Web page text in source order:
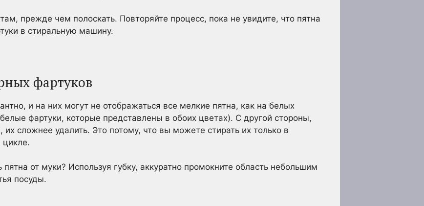
прежде чем полоскать. Повторяйте процесс, пока не увидите, что пятна
в стиральную машину.
фартуков
и на них могут не отображаться все мелкие пятна, как на белых
фартуки, которые представлены в обоих цветах). С другой стороны,
их сложнее удалить. Это потому, что вы можете стирать их только в
цикле.
от муки? Используя губку, аккуратно промокните область небольшим
посуды.